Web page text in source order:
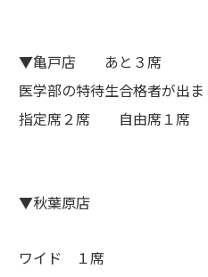
▼亀戸店 あと３席
医学部の特待生合格者が出ま
指定席２席 自由席１席
▼秋葉原店
ワイド １席